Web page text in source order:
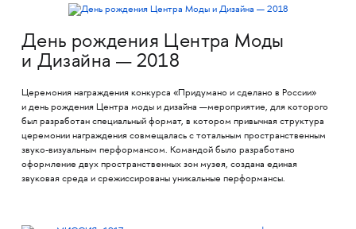
День рождения Центра Моды
и Дизайна — 2018
Церемония награждения конкурса «Придумано и сделано в России»
и день рождения Центра моды и дизайна —мероприятие, для которого
был разработан специальный формат, в котором привычная структура
церемонии награждения совмещалась с тотальным пространственным
звуко-визуальным перформансом. Командой было разработано
оформление двух пространственных зон музея, создана единая
звуковая среда и срежиссированы уникальные перформансы.